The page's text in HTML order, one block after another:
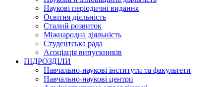
Наукові періодичні видання
Освітня діяльність
Сталий розвиток
Міжнародна діяльність
Студентська рада
Асоціація випускників
ПІДРОЗДІЛИ
Навчально-наукові інститути та факультети
Навчально-наукові центри